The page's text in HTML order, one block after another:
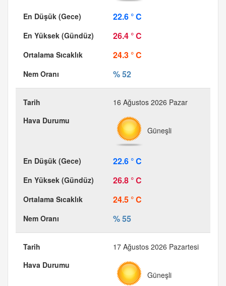
22.6 ° C
26.4 ° C
24.3 ° C
% 52
16 Ağustos 2026 Pazar
Güneşli
22.6 ° C
26.8 ° C
24.5 ° C
% 55
17 Ağustos 2026 Pazartesi
Güneşli